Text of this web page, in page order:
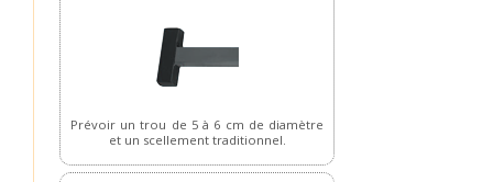
Prévoir un trou de 5 à 6 cm de diamètre
et un scellement traditionnel.